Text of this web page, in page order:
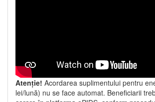
Atenție! Acordarea suplimentului pentru
lei/lună) nu se face automat. Beneficiarii